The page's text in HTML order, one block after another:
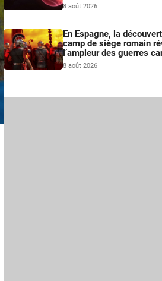
8 août 2026
En Espagne, la
camp de siège romain
l’ampleur des guerres
8 août 2026